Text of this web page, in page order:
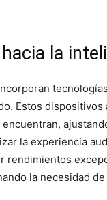
la
Estos
la experiencia
rendimientos
la necesidad